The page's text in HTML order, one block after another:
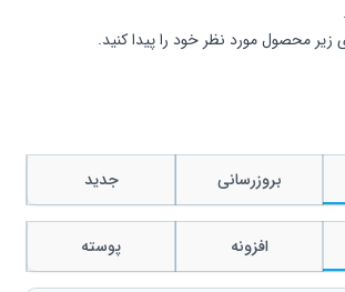
زیر محصول مورد نظر خود را پیدا کنید.
بروزرسانی جدید
افزونه پوسته